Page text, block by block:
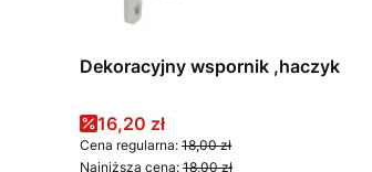
Dekoracyjny wspornik ,haczyk
Cena promocyjna
16,20 zł
Cena regularna: 18,00 zł
Najniższa cena: 18,00 zł